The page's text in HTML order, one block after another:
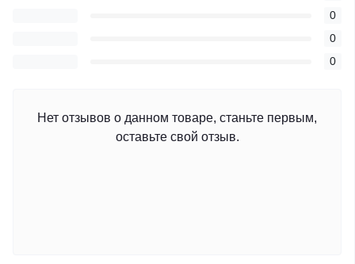
0
0
0
Нет отзывов о данном товаре, станьте первым,
оставьте свой отзыв.